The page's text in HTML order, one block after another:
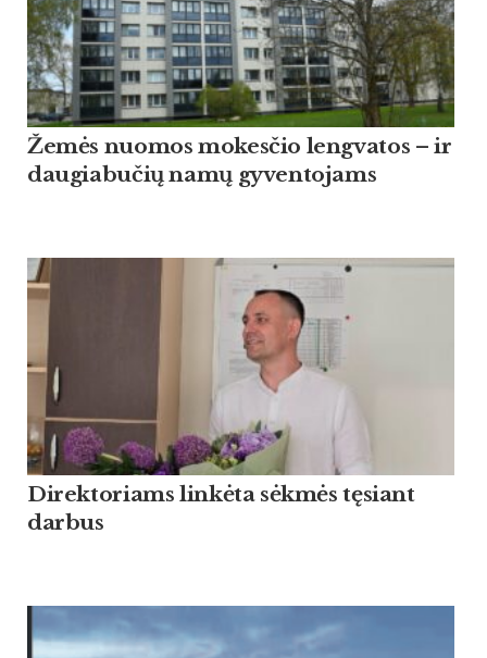
Žemės nuomos mokesčio lengvatos – ir
daugiabučių namų gyventojams
Direktoriams linkėta sėkmės tęsiant
darbus